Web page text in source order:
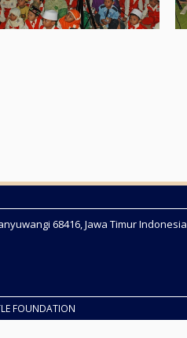
68416, Jawa Timur Indonesia
FOUNDATION